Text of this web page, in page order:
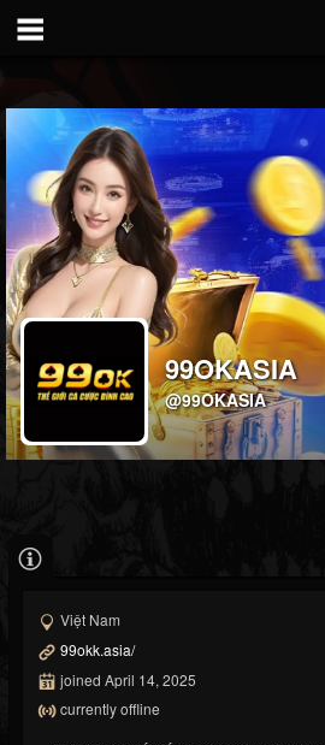
99OKASIA
@99OKASIA
Việt Nam
99okk.asia/
joined April 14, 2025
currently offline